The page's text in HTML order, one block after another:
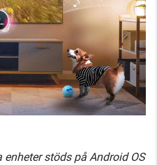
stöds på Android OS